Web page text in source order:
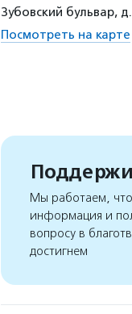
Зубовский бульвар,
Посмотреть на карте
Мы работаем,
информация и
вопросу в
достигнем